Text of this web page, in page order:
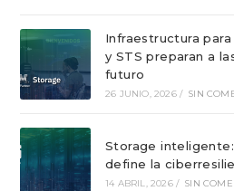
Infraestructura
y STS preparan a
futuro
26 JUNIO, 2026 / SIN
Storage
define la
14 ABRIL, 2026 / SIN